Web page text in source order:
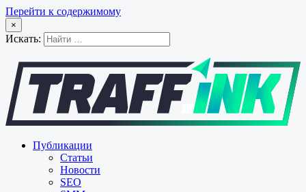
Перейти к содержимому
×
Искать:
Публикации
Статьи
Новости
SEO